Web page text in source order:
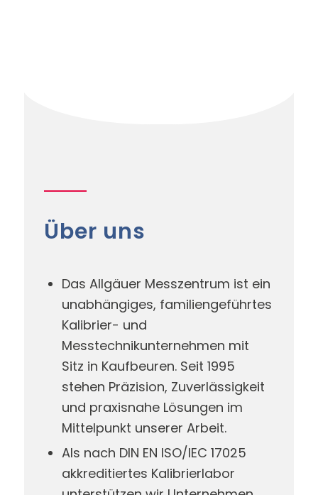
Über uns
Das Allgäuer Messzentrum ist ein
unabhängiges, familiengeführtes
Kalibrier- und
Messtechnikunternehmen mit
Sitz in Kaufbeuren. Seit 1995
stehen Präzision, Zuverlässigkeit
und praxisnahe Lösungen im
Mittelpunkt unserer Arbeit.
Als nach DIN EN ISO/IEC 17025
akkreditiertes Kalibrierlabor